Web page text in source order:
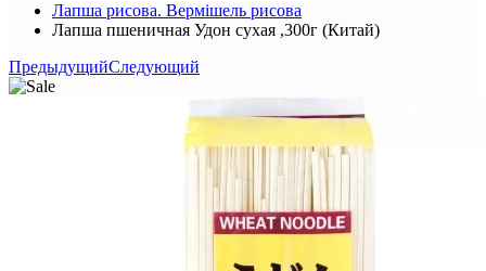
Лапша рисова. Вермішель рисова
Лапша пшеничная Удон сухая ,300г (Китай)
ПредыдущийСледующий